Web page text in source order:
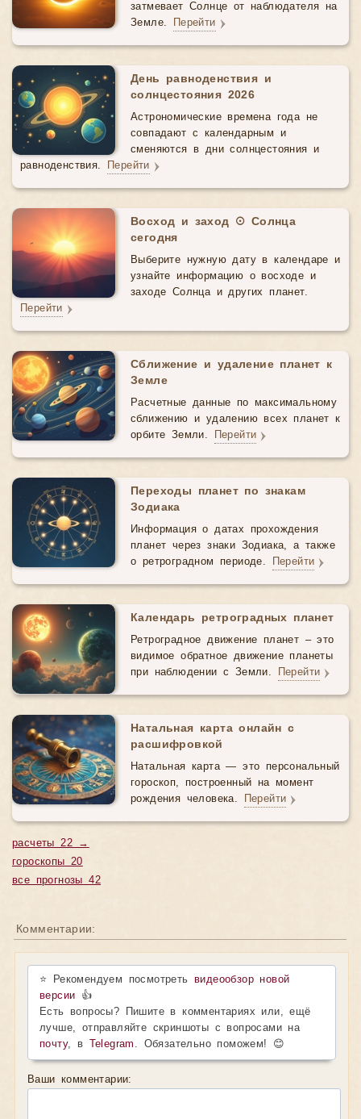
затмевает Солнце от наблюдателя на
Земле. Перейти
День равноденствия и
солнцестояния 2026
Астрономические времена года не
совпадают с календарным и
сменяются в дни солнцестояния и
равноденствия. Перейти
Восход и заход ☉ Солнца
сегодня
Выберите нужную дату в календаре и
узнайте информацию о восходе и
заходе Солнца и других планет.
Перейти
Сближение и удаление планет к
Земле
Расчетные данные по максимальному
сближению и удалению всех планет к
орбите Земли. Перейти
Переходы планет по знакам
Зодиака
Информация о датах прохождения
планет через знаки Зодиака, а также
о ретроградном периоде. Перейти
Календарь ретроградных планет
Ретроградное движение планет – это
видимое обратное движение планеты
при наблюдении с Земли. Перейти
Натальная карта онлайн с
расшифровкой
Натальная карта — это персональный
гороскоп, построенный на момент
рождения человека. Перейти
расчеты 22 →
гороскопы 20
все прогнозы 42
Комментарии:
⭐ Рекомендуем посмотретьвидеообзор новой
версии 👍
Есть вопросы? Пишите в комментариях или, ещё
лучше, отправляйте скриншоты с вопросами на
почту, в Telegram . Обязательно поможем! 😊
Ваши комментарии: